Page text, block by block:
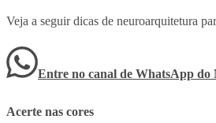
Veja a seguir dicas de neuroarquitetura
Entre no canal de WhatsApp do
Acerte nas cores